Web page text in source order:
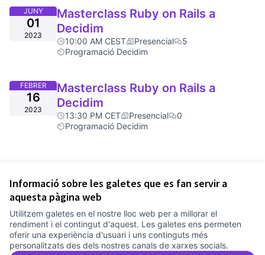
Informació sobre les galetes que es fan servir a
aquesta pàgina web
Utilitzem galetes en el nostre lloc web per a millorar el
rendiment i el contingut d'aquest. Les galetes ens permeten
oferir una experiència d'usuari i uns continguts més
personalitzats des dels nostres canals de xarxes socials.
JUNY
01
2023
Masterclass Ruby on Rails a
Decidim
10:00 AM CEST Presencial
5
Programació Decidim
FEBRER
16
2023
Masterclass Ruby on Rails a
Decidim
13:30 PM CET Presencial
0
Programació Decidim